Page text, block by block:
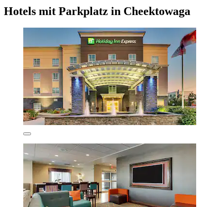
Hotels mit Parkplatz in Cheektowaga